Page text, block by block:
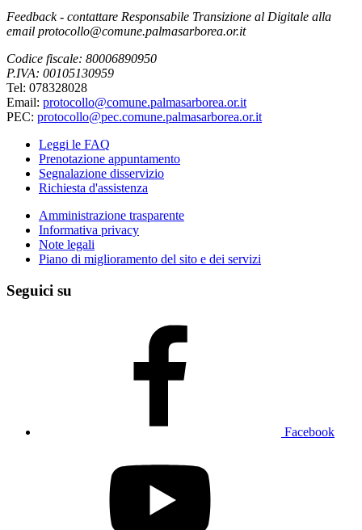
Feedback - contattare Responsabile Transizione al Digitale alla
email protocollo@comune.palmasarborea.or.it
Codice fiscale: 80006890950
P.IVA: 00105130959
Tel: 078328028
Email: protocollo@comune.palmasarborea.or.it
PEC: protocollo@pec.comune.palmasarborea.or.it
Leggi le FAQ
Prenotazione appuntamento
Segnalazione disservizio
Richiesta d'assistenza
Amministrazione trasparente
Informativa privacy
Note legali
Piano di miglioramento del sito e dei servizi
Seguici su
Facebook